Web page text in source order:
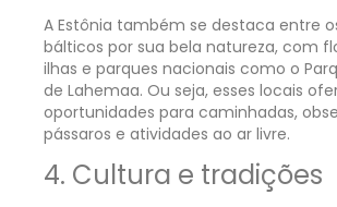
A Estônia também se destaca entre
bálticos por sua bela natureza, com
ilhas e parques nacionais como o
de Lahemaa. Ou seja, esses locais
oportunidades para caminhadas,
pássaros e atividades ao ar livre.
4. Cultura e tradições